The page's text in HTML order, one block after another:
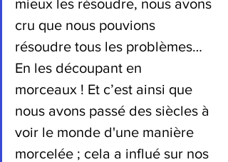
mieux les résoudre, nous avons
cru que nous pouvions
résoudre tous les problèmes…
En les découpant en
morceaux ! Et c’est ainsi que
nous avons passé des siècles à
voir le monde d'une manière
morcelée ; cela a influé sur nos